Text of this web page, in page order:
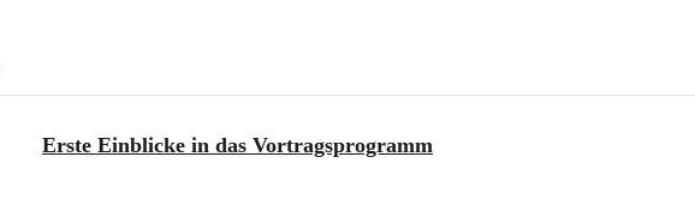
Erste Einblicke in das Vortragsprogramm